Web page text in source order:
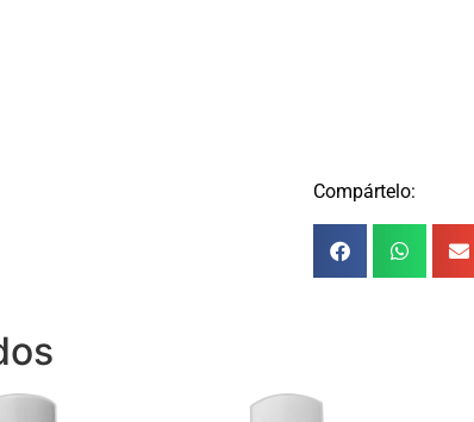
Compártelo: